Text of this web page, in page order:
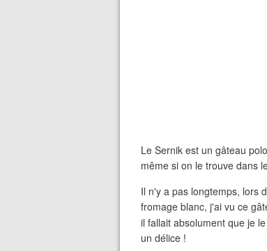
Le Sernik est un gâteau
même si on le trouve dans
Il n'y a pas longtemps, lors
fromage blanc, j'ai vu ce
il fallait absolument que je
un délice !